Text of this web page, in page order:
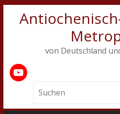
von Deutschland